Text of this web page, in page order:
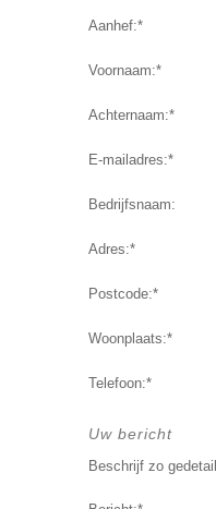
Aanhef:*
Voornaam:*
Achternaam:*
E-mailadres:*
Bedrijfsnaam:
Adres:*
Postcode:*
Woonplaats:*
Telefoon:*
Uw bericht
Beschrijf zo